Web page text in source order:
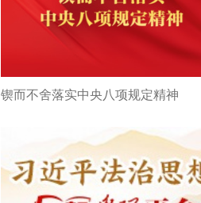
锲而不舍落实中央八项规定精神